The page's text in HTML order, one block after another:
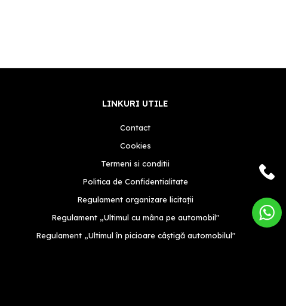
LINKURI UTILE
Contact
Cookies
Termeni si conditii
Politica de Confidentialitate
Regulament organizare licitații
Regulament „Ultimul cu mâna pe automobil"
Regulament „Ultimul în picioare câștigă automobilul"